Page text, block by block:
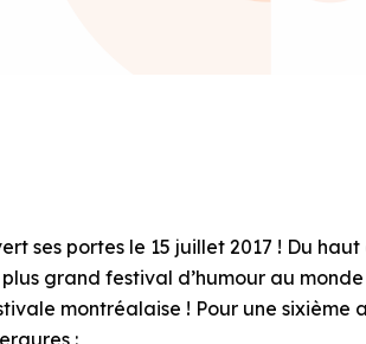
ses portes le 15 juillet 2017 ! Du haut
grand festival d’humour au
montréalaise ! Pour une sixième
: